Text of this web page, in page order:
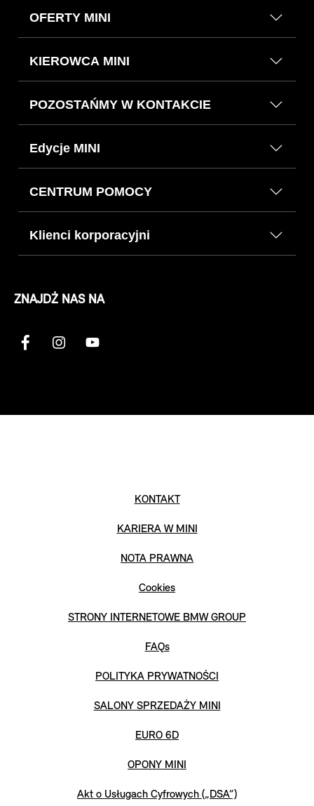
OFERTY MINI
KIEROWCA MINI
POZOSTAŃMY W KONTAKCIE
Edycje MINI
CENTRUM POMOCY
Klienci korporacyjni
ZNAJDŹ NAS NA
KONTAKT
KARIERA W MINI
NOTA PRAWNA
Cookies
STRONY INTERNETOWE BMW GROUP
FAQs
POLITYKA PRYWATNOŚCI
SALONY SPRZEDAŻY MINI
EURO 6D
OPONY MINI
Akt o Usługach Cyfrowych („DSA”)